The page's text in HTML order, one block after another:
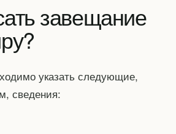
завещание
указать следующие,
сведения: